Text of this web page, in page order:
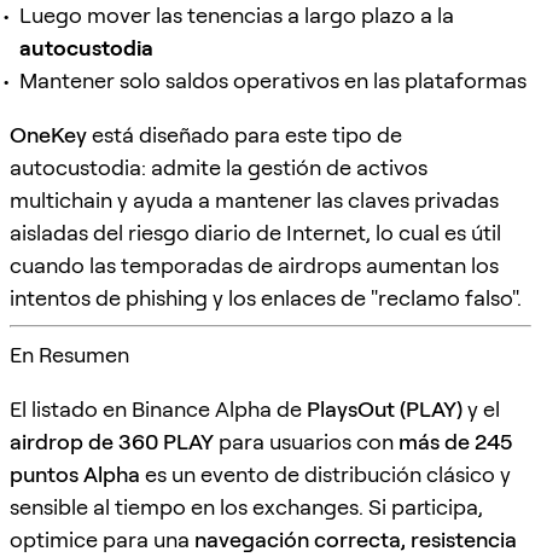
Luego mover las tenencias a largo plazo a la
autocustodia
Mantener solo saldos operativos en las plataformas
OneKeyestá diseñado para este tipo de
autocustodia: admite la gestión de activos
multichain y ayuda a mantener las claves privadas
aisladas del riesgo diario de Internet, lo cual es útil
cuando las temporadas de airdrops aumentan los
intentos de phishing y los enlaces de "reclamo falso".
En Resumen
El listado en Binance Alpha de PlaysOut (PLAY)y el
airdrop de 360 PLAY para usuarios con más de 245
puntos Alpha es un evento de distribución clásico y
sensible al tiempo en los exchanges. Si participa,
optimice para una navegación correcta, resistencia